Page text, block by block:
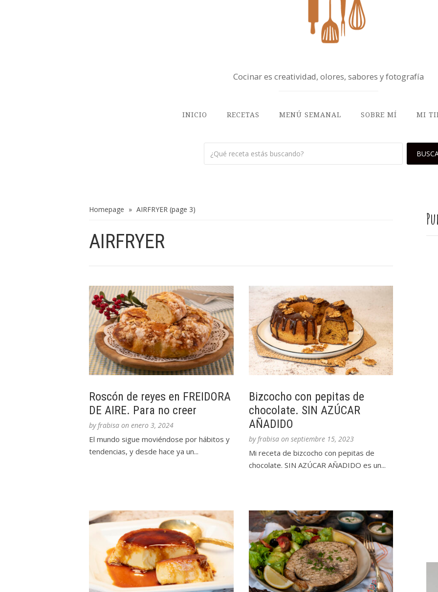
Cocinar es creatividad, olores, sabores y fotografía
INICIO RECETAS MENÚ SEMANAL SOBRE MÍ MI
Homepage » AIRFRYER (page 3)
AIRFRYER
Roscón de reyes en FREIDORA
DE AIRE. Para no creer
byfrabisa on enero 3, 2024
El mundo sigue moviéndose por hábitos y
tendencias, y desde hace ya un...
Bizcocho con pepitas de
chocolate. SIN AZÚCAR
AÑADIDO
byfrabisa on septiembre 15, 2023
Mi receta de bizcocho con pepitas de
chocolate. SIN AZÚCAR AÑADIDO es un...